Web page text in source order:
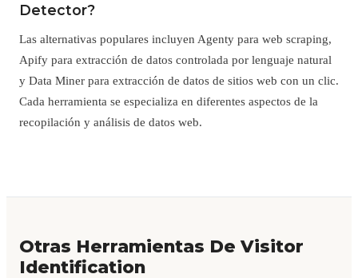
Detector?
Las alternativas populares incluyen Agenty para web scraping,
Apify para extracción de datos controlada por lenguaje natural
y Data Miner para extracción de datos de sitios web con un clic.
Cada herramienta se especializa en diferentes aspectos de la
recopilación y análisis de datos web.
Otras Herramientas De Visitor
Identification